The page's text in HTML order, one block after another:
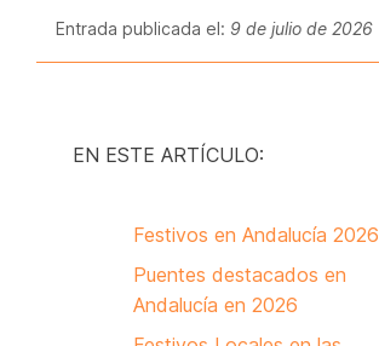
Entrada publicada el: 9 de julio de 2026
EN ESTE ARTÍCULO:
Festivos en Andalucía 2026
Puentes destacados en
Andalucía en 2026